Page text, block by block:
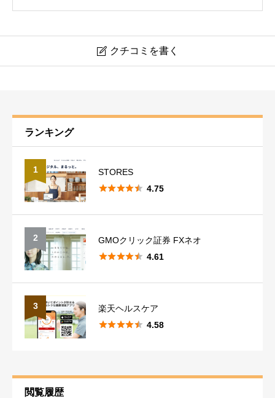
 クチコミを書く
稼ぎやすさ
星の数をお選びください
使いやすさ
安全性
ランキング
1
STORES
 4.75
2
GMOクリック証券 FXネオ
 4.61
3
楽天ヘルスケア
 4.58
閲覧履歴